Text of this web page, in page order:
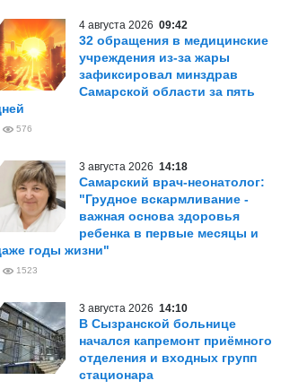
4 августа 2026 09:42
32 обращения в медицинские
учреждения из-за жары
зафиксировал минздрав
Самарской области за пять
576
3 августа 2026 14:18
Самарский врач-неонатолог:
"Грудное вскармливание -
важная основа здоровья
ребенка в первые месяцы и
годы жизни"
1523
3 августа 2026 14:10
В Сызранской больнице
начался капремонт приёмного
отделения и входных групп
стационара